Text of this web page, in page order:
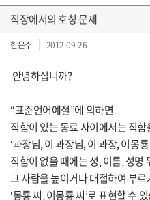
직장에서의 호칭 문제
한은주 2012-09-26
안녕하십니까?
“표준언어예절”에 의하면
직함이 있는 동료 사이에서는 직함
‘과장님, 이 과장님, 이 과장, 이몽
직함이 없을 때에는 성, 이름, 성명
그 사람을 높이거나 대접하여 부르
‘몽룡 씨, 이몽룡 씨’로 표현할 수